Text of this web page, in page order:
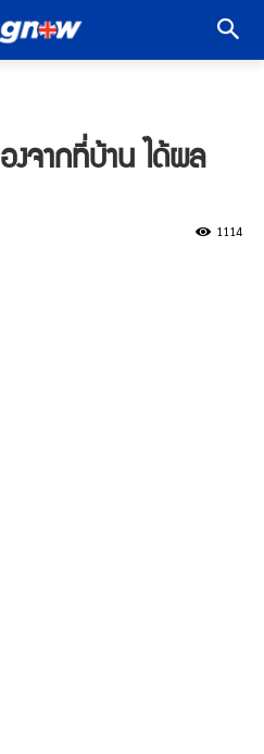
งจากที่บ้าน ได้ผล
1114